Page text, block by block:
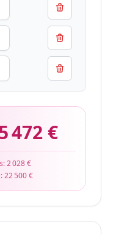
472 €
2 028 €
22 500 €